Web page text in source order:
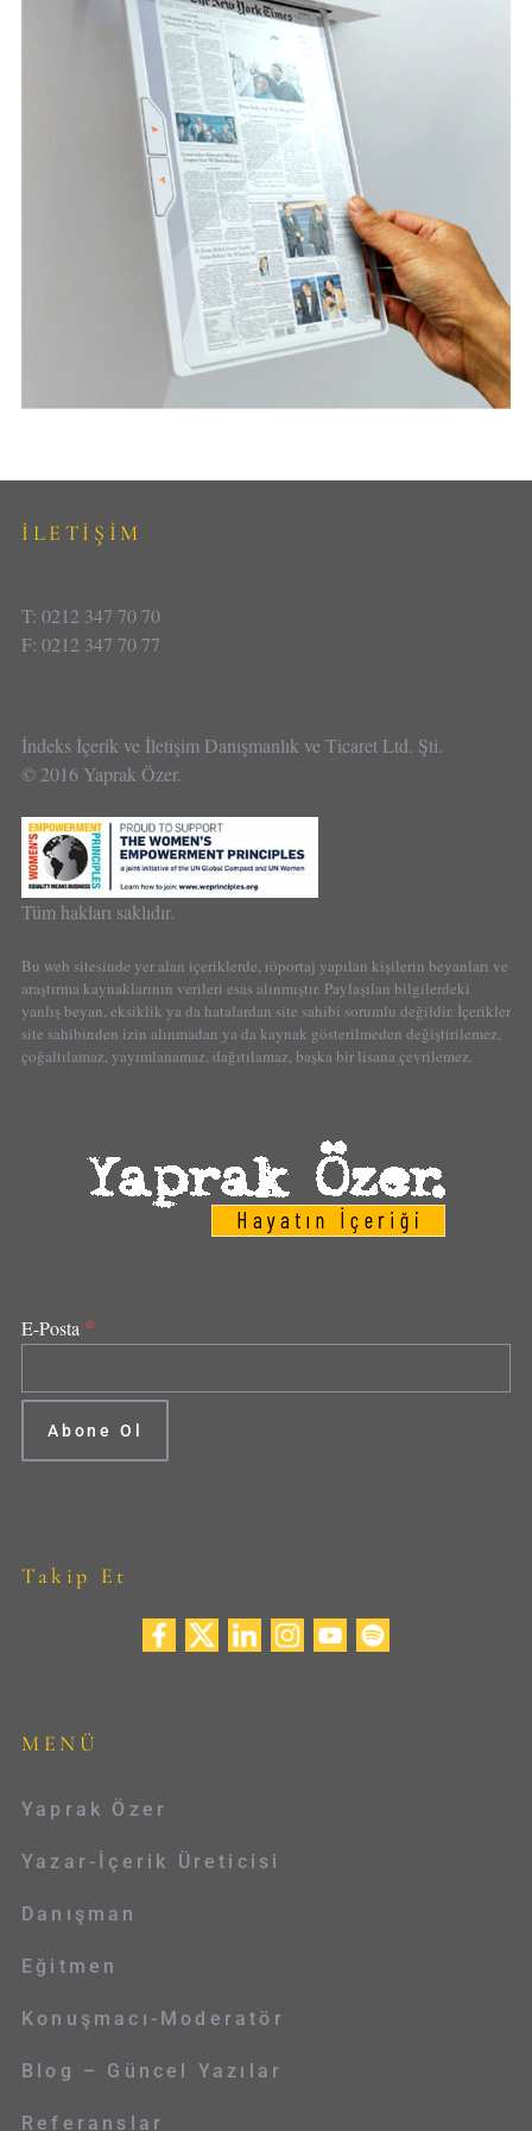
İLETİŞİM
T: 0212 347 70 70
F: 0212 347 70 77
İndeks İçerik ve İletişim Danışmanlık ve Ticaret Ltd. Şti.
© 2016 Yaprak Özer.
Tüm hakları saklıdır.
Bu web sitesinde yer alan içeriklerde, röportaj yapılan kişilerin beyanları ve
araştırma kaynaklarının verileri esas alınmıştır. Paylaşılan bilgilerdeki
yanlış beyan, eksiklik ya da hatalardan site sahibi sorumlu değildir. İçerikler
site sahibinden izin alınmadan ya da kaynak gösterilmeden değiştirilemez,
çoğaltılamaz, yayımlanamaz, dağıtılamaz, başka bir lisana çevrilemez.
E-Posta *
Takip Et
MENÜ
Yaprak Özer
Yazar-İçerik Üreticisi
Danışman
Eğitmen
Konuşmacı-Moderatör
Blog – Güncel Yazılar
Referanslar